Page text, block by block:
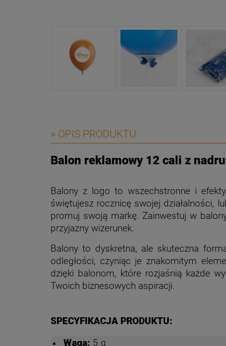
» OPIS PRODUKTU
Balon reklamowy 12 cali z
Balony z logo to wszechstronne i
świętujesz rocznicę swojej działalności,
promuj swoją markę. Zainwestuj w
przyjazny wizerunek.
Balony to dyskretna, ale skuteczna
odległości, czyniąc je znakomitym
dzięki balonom, które rozjaśnią każde
Twoich biznesowych aspiracji.
SPECYFIKACJA PRODUKTU:
Waga: 5 g